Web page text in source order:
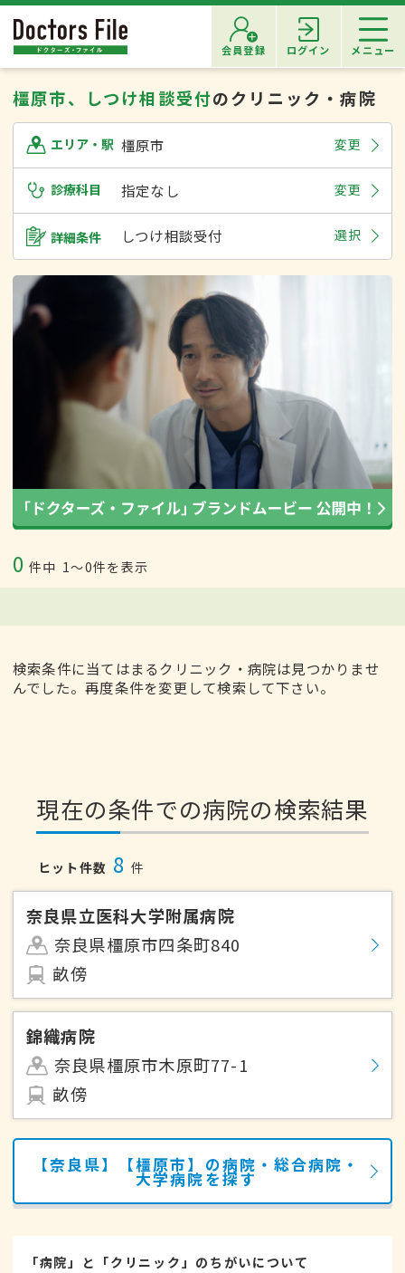
会員登録 ログイン メニュー
橿原市、しつけ相談受付のクリニック・病院
エリア・駅 橿原市 変更
診療科目 指定なし 変更
詳細条件 しつけ相談受付 選択
0 件中 1〜0件を表示
検索条件に当てはまるクリニック・病院は見つかりませ
んでした。再度条件を変更して検索して下さい。
現在の条件での病院の検索結果
ヒット件数 8 件
奈良県立医科大学附属病院
奈良県橿原市四条町840
畝傍
錦織病院
奈良県橿原市木原町77-1
畝傍
【奈良県】【橿原市】の病院・総合病院・
大学病院を探す
「病院」と「クリニック」のちがいについて